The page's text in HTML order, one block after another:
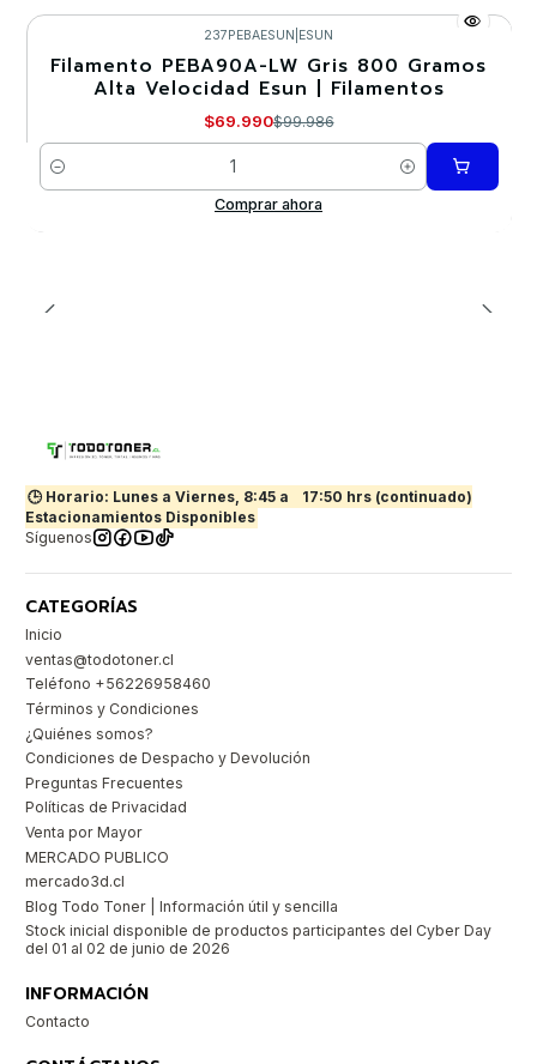
-30%
237PEBAESUN ESUN
Filamento PEBA90A-LW Gris 800 Gramos
Alta Velocidad Esun | Filamentos
$69.990$99.986
Cantidad
Comprar ahora
🕒 Horario: Lunes a Viernes, 8:45 a
17:50 hrs (continuado)
Estacionamientos Disponibles
Síguenos
CATEGORÍAS
Inicio
ventas@todotoner.cl
Teléfono +56226958460
Términos y Condiciones
¿Quiénes somos?
Condiciones de Despacho y Devolución
Preguntas Frecuentes
Políticas de Privacidad
Venta por Mayor
MERCADO PUBLICO
mercado3d.cl
Blog Todo Toner | Información útil y sencilla
Stock inicial disponible de productos participantes del Cyber Day
del 01 al 02 de junio de 2026
INFORMACIÓN
Contacto